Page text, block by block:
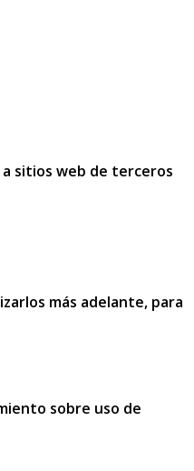
sitios web de terceros
más adelante, para
sobre uso de